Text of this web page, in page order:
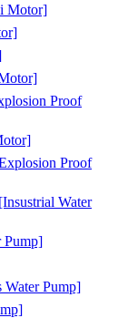
Motor]
Proof
Proof
Water
Pump]